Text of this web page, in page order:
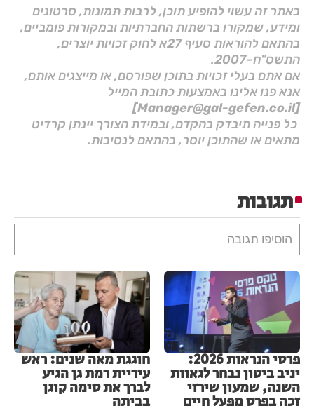
באתר זה עשוי להופיע תוכן, לרבות תמונות, סרטונים
ומידע, שמקורו ברשתות החברתיות ובמקורות פומביים,
בהתאם להוראות סעיף 27א לחוק זכויות יוצרים,
התשס"ח–2007.
אם אתם בעלי זכויות בתוכן שפורסם, או מייצגים אותם,
אנא פנו אלינו באמצעות כתובת המייל
[Manager@gal-gefen.co.il]
כל פנייה תיבדק בהקדם, ובמידת הצורך יינתן קרדיט
מתאים או שהתוכן יוסר, בהתאם לנסיבות.
תגובות
הוסיפו תגובה
פרסי הנראות 2026:
יניב ביטון נבחר לגאוות
השנה, שמעון שירזי
חוגגת מאה שנים: ראש
עיריית רמת גן הגיע
לברך את סימה קוגן